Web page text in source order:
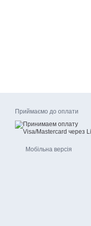
Приймаємо до оплати
Мобільна версія